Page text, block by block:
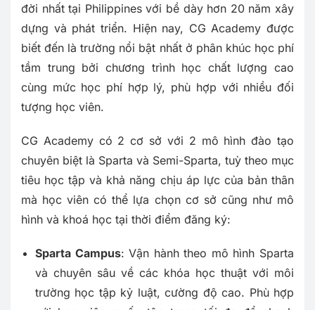
đời nhất tại Philippines với bề dày hơn 20 năm xây
dựng và phát triển. Hiện nay, CG Academy được
biết đến là trường nổi bật nhất ở phân khúc học phí
tầm trung bởi chương trình học chất lượng cao
cùng mức học phí hợp lý, phù hợp với nhiều đối
tượng học viên.
CG Academy có 2 cơ sở với 2 mô hình đào tạo
chuyên biệt là Sparta và Semi-Sparta, tuỳ theo mục
tiêu học tập và khả năng chịu áp lực của bản thân
mà học viên có thể lựa chọn cơ sở cũng như mô
hình và khoá học tại thời điểm đăng ký:
Sparta Campus: Vận hành theo mô hình Sparta
và chuyên sâu về các khóa học thuật với môi
trường học tập kỷ luật, cường độ cao. Phù hợp